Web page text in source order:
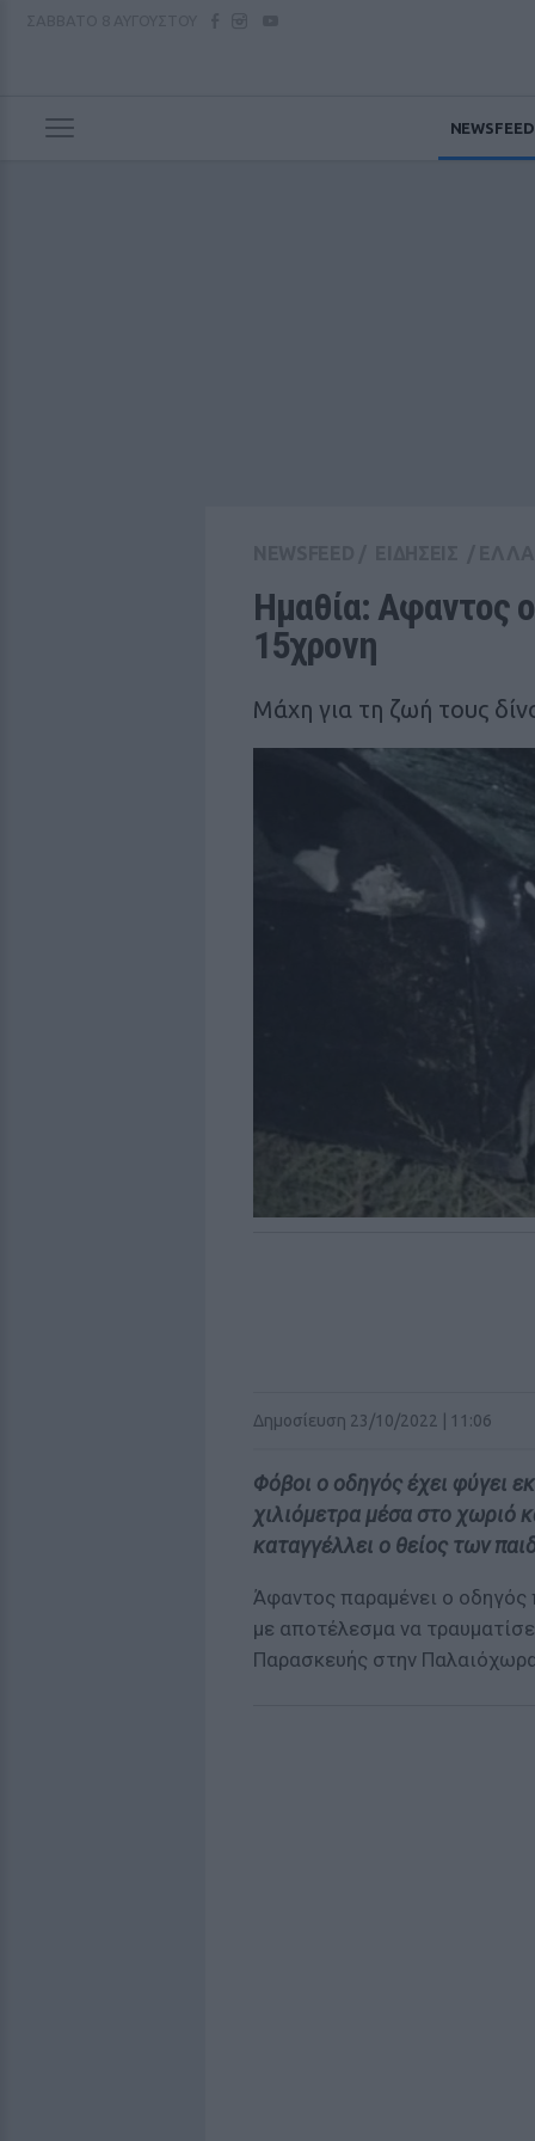
NEWSFEED
Ημαθία: Αφαντος
15χρονη
Μάχη για τη ζωή τους
Δημοσίευση 23/10/2022 | 11:06
Φόβοι ο οδηγός έχει φύγει
χιλιόμετρα μέσα στο χωριό
καταγγέλλει ο θείος των
Άφαντος παραμένει ο οδηγός
με αποτέλεσμα να
Παρασκευής στην